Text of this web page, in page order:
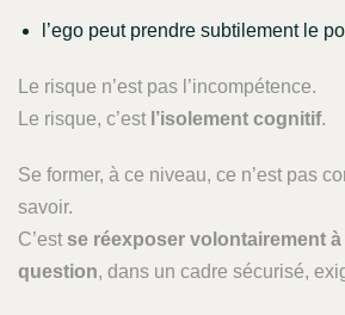
l’ego peut prendre subtilement le
Le risque n’est pas l’incompétence.
Le risque, c’est l’isolement cognitif.
Se former, à ce niveau, ce n’est pas
savoir.
C’est se réexposer volontairement à
question, dans un cadre sécurisé,